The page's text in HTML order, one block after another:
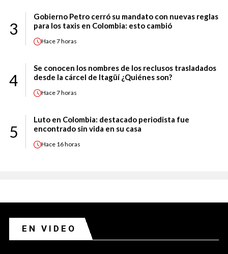
3
Gobierno Petro cerró su mandato con nuevas reglas
para los taxis en Colombia: esto cambió
Hace7 horas
4
Se conocen los nombres de los reclusos trasladados
desde la cárcel de Itagüí ¿Quiénes son?
Hace7 horas
5
Luto en Colombia: destacado periodista fue
encontrado sin vida en su casa
Hace 16 horas
EN VIDEO